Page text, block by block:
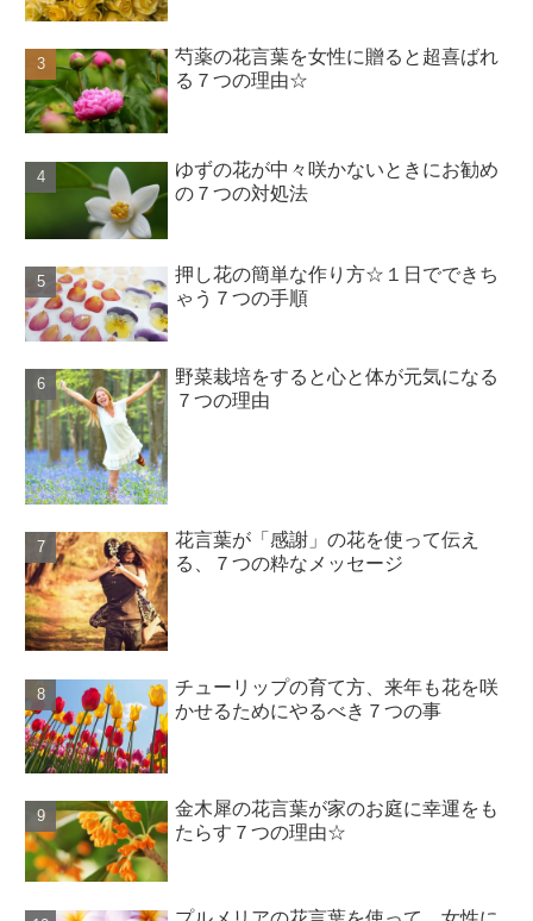
芍薬の花言葉を女性に贈ると超喜ばれ
る７つの理由☆
ゆずの花が中々咲かないときにお勧め
の７つの対処法
押し花の簡単な作り方☆１日でできち
ゃう７つの手順
野菜栽培をすると心と体が元気になる
７つの理由
花言葉が「感謝」の花を使って伝え
る、７つの粋なメッセージ
チューリップの育て方、来年も花を咲
かせるためにやるべき７つの事
金木犀の花言葉が家のお庭に幸運をも
たらす７つの理由☆